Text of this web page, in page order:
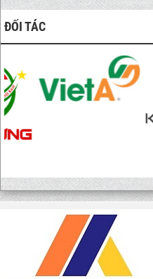
ĐỐI TÁC